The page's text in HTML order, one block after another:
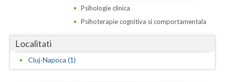
Galati
Giurgiu
Psihologie clinica
Psihoterapie cognitiva si comportamentala
Localitati
Cluj-Napoca (1)